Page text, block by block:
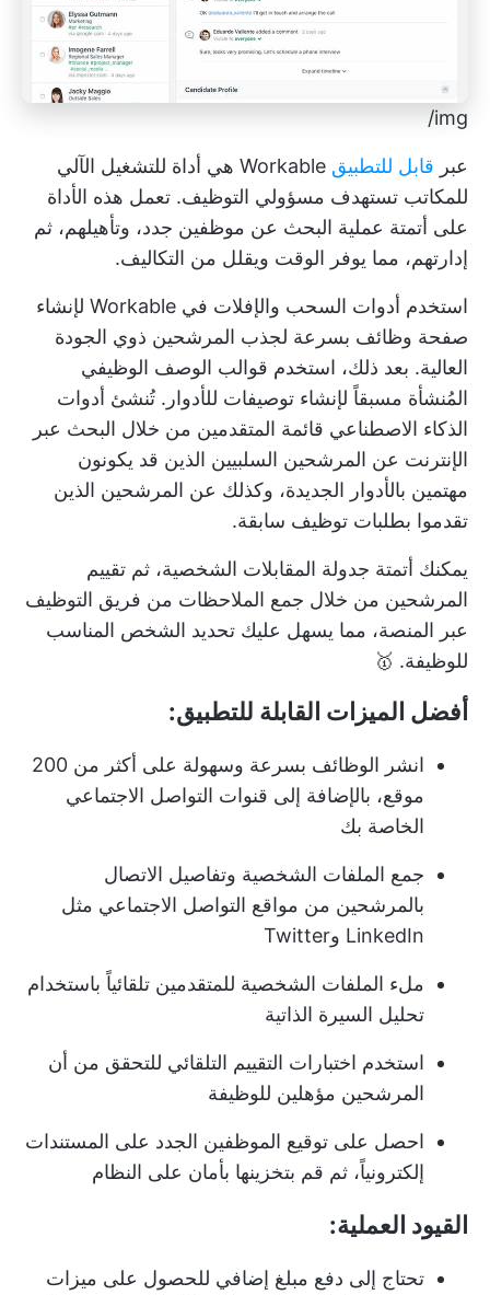
img/
عبر قابل للتطبيق
Workable هي أداة للتشغيل الآلي
للمكاتب تستهدف مسؤولي التوظيف. تعمل هذه الأداة
على أتمتة عملية البحث عن موظفين جدد، وتأهيلهم، ثم
إدارتهم، مما يوفر الوقت ويقلل من التكاليف.
استخدم أدوات السحب والإفلات في Workable لإنشاء
صفحة وظائف بسرعة لجذب المرشحين ذوي الجودة
العالية. بعد ذلك، استخدم قوالب الوصف الوظيفي
المُنشأة مسبقاً لإنشاء توصيفات للأدوار. تُنشئ أدوات
الذكاء الاصطناعي قائمة المتقدمين من خلال البحث عبر
الإنترنت عن المرشحين السلبيين الذين قد يكونون
مهتمين بالأدوار الجديدة، وكذلك عن المرشحين الذين
تقدموا بطلبات توظيف سابقة.
يمكنك أتمتة جدولة المقابلات الشخصية، ثم تقييم
المرشحين من خلال جمع الملاحظات من فريق التوظيف
عبر المنصة، مما يسهل عليك تحديد الشخص المناسب
للوظيفة. 🥇
أفضل الميزات القابلة للتطبيق:
انشر الوظائف بسرعة وسهولة على أكثر من 200
موقع، بالإضافة إلى قنوات التواصل الاجتماعي
الخاصة بك
جمع الملفات الشخصية وتفاصيل الاتصال
بالمرشحين من مواقع التواصل الاجتماعي مثل
LinkedIn وTwitter
ملء الملفات الشخصية للمتقدمين تلقائياً باستخدام
تحليل السيرة الذاتية
استخدم اختبارات التقييم التلقائي للتحقق من أن
المرشحين مؤهلين للوظيفة
احصل على توقيع الموظفين الجدد على المستندات
إلكترونياً، ثم قم بتخزينها بأمان على النظام
القيود العملية:
تحتاج إلى دفع مبلغ إضافي للحصول على ميزات